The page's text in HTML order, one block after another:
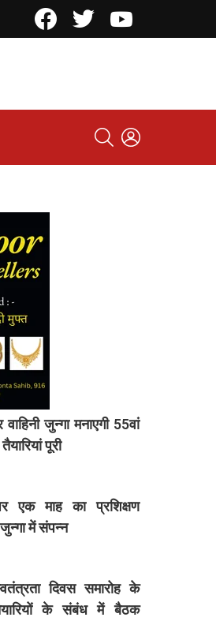
SEARCH
जुन्गा मनाएगी 55वां
पूरी
एक माह का प्रशिक्षण
में संपन्न
दिवस समारोह के
के संबंध में बैठक